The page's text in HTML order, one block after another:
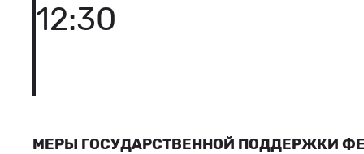
МЕРЫ ГОСУДАРСТВЕННОЙ ПОДДЕРЖКИ
12:30